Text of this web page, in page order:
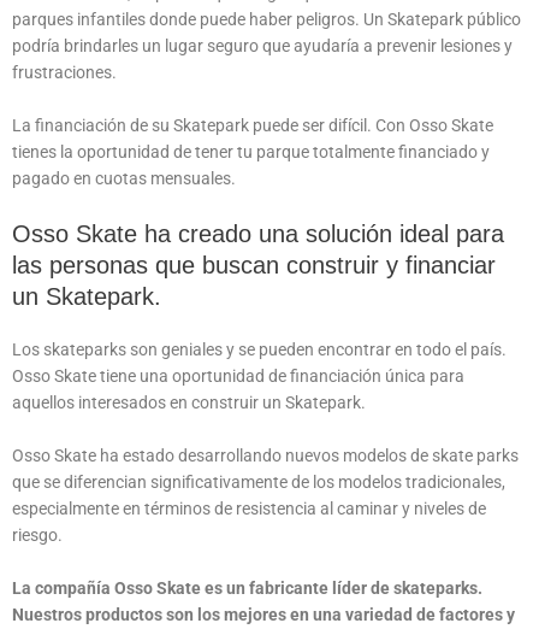
parques infantiles donde puede haber peligros. Un Skatepark público
podría brindarles un lugar seguro que ayudaría a prevenir lesiones y
frustraciones.
La financiación de su Skatepark puede ser difícil. Con Osso Skate
tienes la oportunidad de tener tu parque totalmente financiado y
pagado en cuotas mensuales.
Osso Skate ha creado una solución ideal para
las personas que buscan construir y financiar
un Skatepark.
Los skateparks son geniales y se pueden encontrar en todo el país.
Osso Skate tiene una oportunidad de financiación única para
aquellos interesados en construir un Skatepark.
Osso Skate ha estado desarrollando nuevos modelos de skate parks
que se diferencian significativamente de los modelos tradicionales,
especialmente en términos de resistencia al caminar y niveles de
riesgo.
La compañía Osso Skate es un fabricante líder de skateparks.
Nuestros productos son los mejores en una variedad de factores y